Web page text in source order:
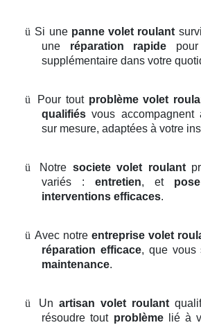
ü Si une panne volet roulant
une réparation rapide
supplémentaire dans votre
ü Pour tout problème volet
qualifiés vous accompagnent
sur mesure, adaptées à votre
ü Notre societe volet roulant
variés : entretien, et pose
interventions efficaces.
ü Avec notre entreprise volet
réparation efficace, que vous
maintenance.
ü Un artisan volet roulant
résoudre tout problèmelié à